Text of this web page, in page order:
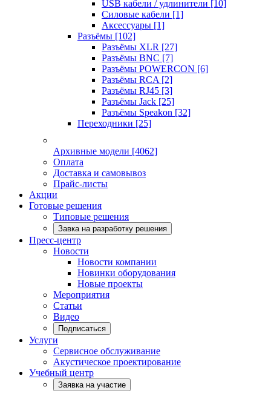
USB кабели / удлинители [10]
Силовые кабели [1]
Аксессуары [1]
Разъёмы [102]
Разъёмы XLR [27]
Разъёмы BNC [7]
Разъёмы POWERCON [6]
Разъёмы RCA [2]
Разъёмы RJ45 [3]
Разъёмы Jack [25]
Разъёмы Speakon [32]
Переходники [25]
Архивные модели [4062]
Оплата
Доставка и самовывоз
Прайс-листы
Акции
Готовые решения
Типовые решения
Завка на разработку решения
Пресс-центр
Новости
Новости компании
Новинки оборудования
Новые проекты
Мероприятия
Статьи
Видео
Подписаться
Услуги
Сервисное обслуживание
Акустическое проектирование
Учебный центр
Заявка на участие